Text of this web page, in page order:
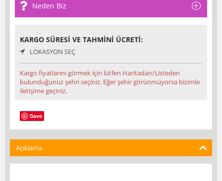
Neden Biz
KARGO SÜRESI VE TAHMINI ÜCRETI:
LOKASYON SEÇ
Kargo fiyatlarını görmek için lütfen Haritadan/Listeden
bulunduğunuz şehri seçiniz. Eğer şehir görünmüyorsa bizimle
iletişime geçiniz.
Save
Açıklama